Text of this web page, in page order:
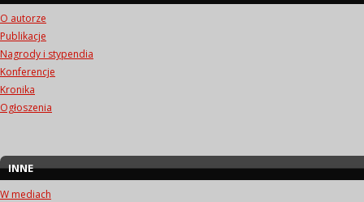
O autorze
Publikacje
Nagrody i stypendia
Konferencje
Kronika
Ogłoszenia
INNE
W mediach